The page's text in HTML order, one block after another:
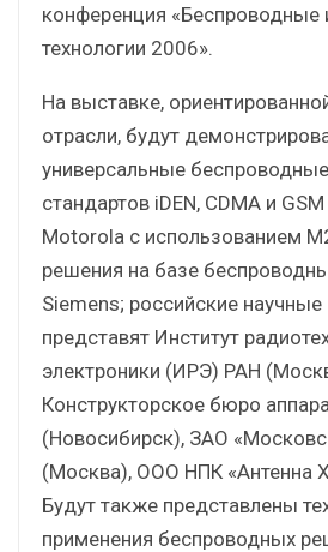
конференция
технологии 2006».
На выставке,
отрасли, будут
универсальные
стандартов iDEN, CDMA и
Motorola с использованием
решения на базе
Siemens; российские научные
представят Институт
электроники (ИРЭ) РАН
Конструкторское бюро
(Новосибирск), ЗАО
(Москва), ООО НПК «Антенна
Будут также представлены
применения беспроводных